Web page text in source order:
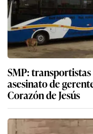
SMP:
asesinato de
Corazón de Jesús